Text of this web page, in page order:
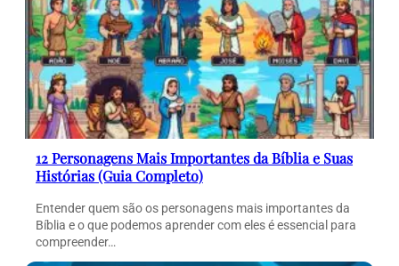
12 Personagens Mais Importantes da Bíblia e Suas
Histórias (Guia Completo)
Entender quem são os personagens mais importantes da
Bíblia e o que podemos aprender com eles é essencial para
compreender…